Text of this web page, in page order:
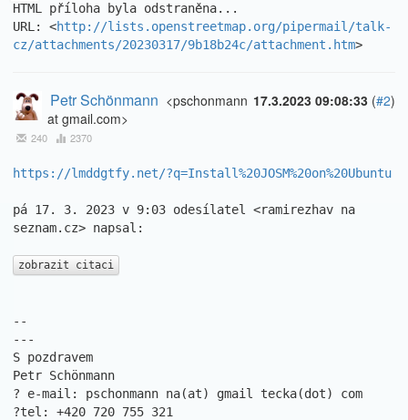
HTML příloha byla odstraněna...
URL: <http://lists.openstreetmap.org/pipermail/talk-
cz/attachments/20230317/9b18b24c/attachment.htm>
17.3.2023 09:08:33 (#2)
Petr Schönmann <pschonmann
at gmail.com>
240 2370
https://lmddgtfy.net/?q=Install%20JOSM%20on%20Ubuntu
pá 17. 3. 2023 v 9:03 odesílatel <ramirezhav na
seznam.cz> napsal:
zobrazit citaci
--
---
S pozdravem
Petr Schönmann
? e-mail: pschonmann na(at) gmail tecka(dot) com
?tel: +420 720 755 321